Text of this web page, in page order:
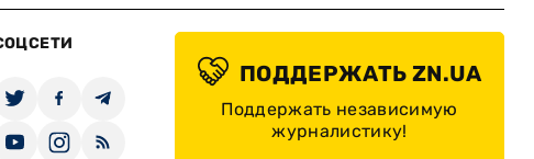
ПОДДЕРЖАТЬ ZN.UA
Поддержать независимую
журналистику!